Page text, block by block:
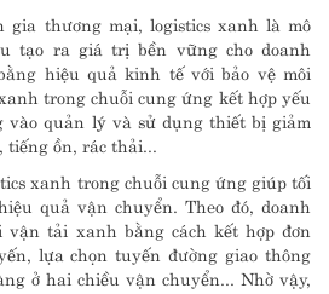
gia thương mại, logistics xanh là mô
tạo ra giá trị bền vững cho doanh
hiệu quả kinh tế với bảo vệ môi
trong chuỗi cung ứng kết hợp yếu
quản lý và sử dụng thiết bị giảm
ồn, rác thải...
xanh trong chuỗi cung ứng giúp tối
quả vận chuyển. Theo đó, doanh
tải xanh bằng cách kết hợp đơn
lựa chọn tuyến đường giao thông
ở hai chiều vận chuyển... Nhờ vậy,